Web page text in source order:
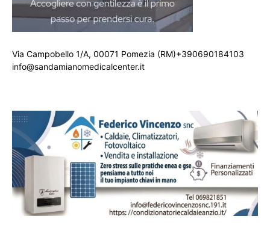
Via Campobello 1/A, 00071 Pomezia (RM)+390690184103
info@sandamianomedicalcenter.it